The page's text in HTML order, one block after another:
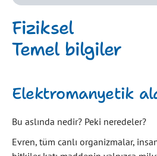
Fiziksel
Temel bilgiler
Elektromanyetik
Bu aslında nedir? Peki neredeler?
Evren, tüm canlı organizmalar,